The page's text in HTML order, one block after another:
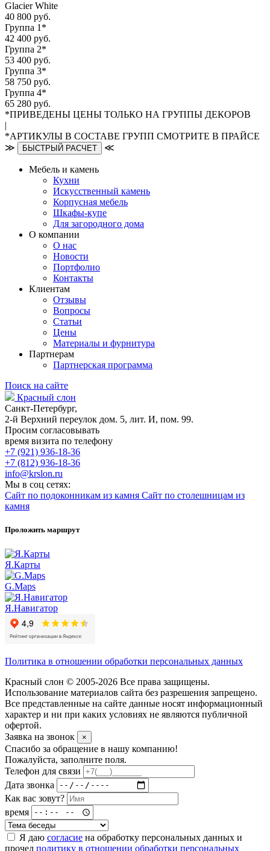
Glacier White
40 800 руб.
Группа 1*
42 400 руб.
Группа 2*
53 400 руб.
Группа 3*
58 750 руб.
Группа 4*
65 280 руб.
*ПРИВЕДЕНЫ ЦЕНЫ ТОЛЬКО НА ГРУППЫ ДЕКОРОВ
|
*АРТИКУЛЫ В СОСТАВЕ ГРУПП СМОТРИТЕ В ПРАЙСЕ
≫
БЫСТРЫЙ РАСЧЕТ ≪
Мебель и камень
Кухни
Искусственный камень
Корпусная мебель
Шкафы-купе
Для загородного дома
О компании
О нас
Новости
Портфолио
Контакты
Клиентам
Отзывы
Вопросы
Статьи
Цены
Материалы и фурнитура
Партнерам
Партнерская программа
Поиск на сайте
Красный слон
Санкт-Петербург,
2-й Верхний переулок дом. 5, лит. И, пом. 99.
Просим согласовывать
время визита по телефону
+7 (921) 936-18-36
+7 (812) 936-18-36
info@krslon.ru
Мы в соц сетях:
Сайт по подоконникам из камня Сайт по столешницам из
камня
Проложить маршрут
Я.Карты
G.Maps
Я.Навигатор
Политика в отношении обработки персональных данных
Красный слон © 2005-2026 Все права защищены.
Использование материалов сайта без разрешения запрещено.
Все представленные на сайте данные носят информационный
характер и ни при каких условиях не являются публичной
офертой.
Заявка на звонок
×
Спасибо за обращение в нашу компанию!
Пожалуйста, заполните поля.
Телефон для связи
Дата звонка
Как вас зовут?
время
Я даю согласие на обработку персональных данных и
прочел политику в отношении обработки персональных